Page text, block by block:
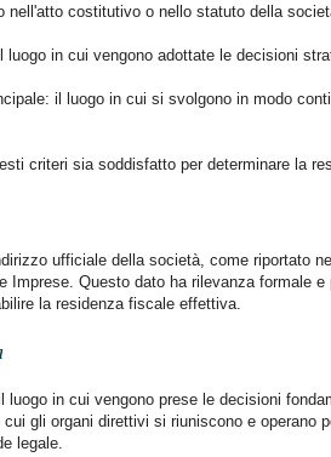
nell'atto costitutivo o nello statuto della
in cui vengono adottate le decisioni
il luogo in cui si svolgono in modo
criteri sia soddisfatto per determinare la
ufficiale della società, come riportato
Imprese. Questo dato ha rilevanza formale
la residenza fiscale effettiva.
in cui vengono prese le decisioni
gli organi direttivi si riuniscono e operano
legale.